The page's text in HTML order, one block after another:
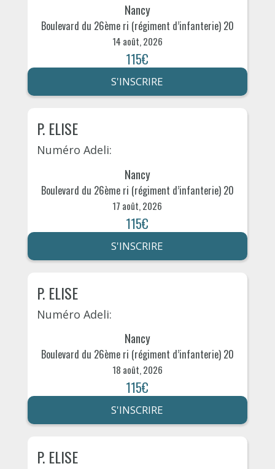
Nancy
Boulevard du 26ème ri (régiment d’infanterie) 20
14 août, 2026
115€
S'INSCRIRE
P. ELISE
Numéro Adeli:
Nancy
Boulevard du 26ème ri (régiment d’infanterie) 20
17 août, 2026
115€
S'INSCRIRE
P. ELISE
Numéro Adeli:
Nancy
Boulevard du 26ème ri (régiment d’infanterie) 20
18 août, 2026
115€
S'INSCRIRE
P. ELISE